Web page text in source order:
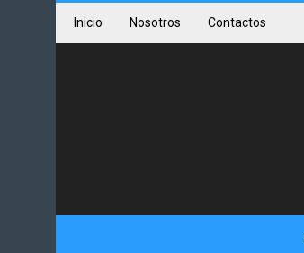
Inicio Nosotros Contactos